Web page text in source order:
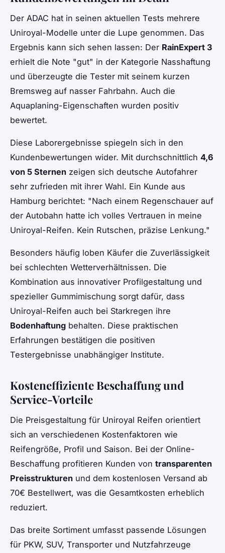
Der ADAC hat in seinen aktuellen Tests mehrere
Uniroyal-Modelle unter die Lupe genommen. Das
Ergebnis kann sich sehen lassen: Der RainExpert 3
erhielt die Note "gut" in der Kategorie Nasshaftung
und überzeugte die Tester mit seinem kurzen
Bremsweg auf nasser Fahrbahn. Auch die
Aquaplaning-Eigenschaften wurden positiv
bewertet.
Diese Laborergebnisse spiegeln sich in den
Kundenbewertungen wider. Mit durchschnittlich 4,6
von 5 Sternen zeigen sich deutsche Autofahrer
sehr zufrieden mit ihrer Wahl. Ein Kunde aus
Hamburg berichtet: "Nach einem Regenschauer auf
der Autobahn hatte ich volles Vertrauen in meine
Uniroyal-Reifen. Kein Rutschen, präzise Lenkung."
Besonders häufig loben Käufer die Zuverlässigkeit
bei schlechten Wetterverhältnissen. Die
Kombination aus innovativer Profilgestaltung und
spezieller Gummimischung sorgt dafür, dass
Uniroyal-Reifen auch bei Starkregen ihre
Bodenhaftung behalten. Diese praktischen
Erfahrungen bestätigen die positiven
Testergebnisse unabhängiger Institute.
Kosteneffiziente Beschaffung und
Service-Vorteile
Die Preisgestaltung für Uniroyal Reifen orientiert
sich an verschiedenen Kostenfaktoren wie
Reifengröße, Profil und Saison. Bei der Online-
Beschaffung profitieren Kunden von transparenten
Preisstrukturen und dem kostenlosen Versand ab
70€ Bestellwert, was die Gesamtkosten erheblich
reduziert.
Das breite Sortiment umfasst passende Lösungen
für PKW, SUV, Transporter und Nutzfahrzeuge